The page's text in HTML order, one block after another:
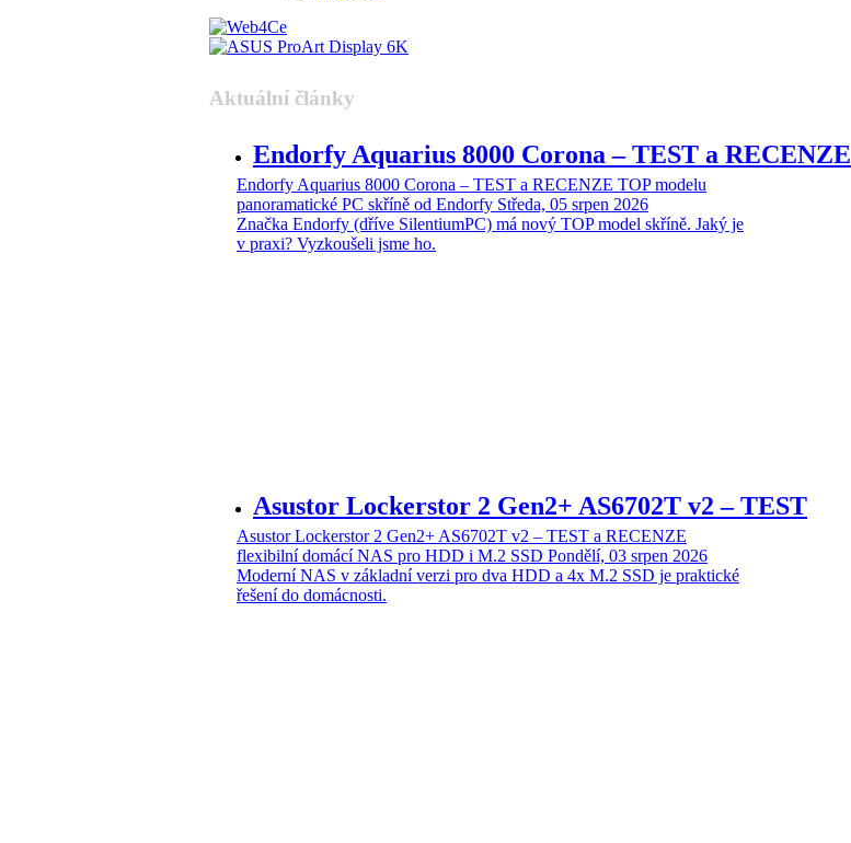
Aktuální články
Endorfy Aquarius 8000 Corona – TEST a RECENZE
Endorfy Aquarius 8000 Corona – TEST a RECENZE TOP modelu
panoramatické PC skříně od Endorfy Středa, 05 srpen 2026
Značka Endorfy (dříve SilentiumPC) má nový TOP model skříně. Jaký je
v praxi? Vyzkoušeli jsme ho.
Asustor Lockerstor 2 Gen2+ AS6702T v2 – TEST
Asustor Lockerstor 2 Gen2+ AS6702T v2 – TEST a RECENZE
flexibilní domácí NAS pro HDD i M.2 SSD Pondělí, 03 srpen 2026
Moderní NAS v základní verzi pro dva HDD a 4x M.2 SSD je praktické
řešení do domácnosti.